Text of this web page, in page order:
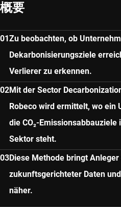
概要
Zu beobachten, ob
Dekarbonisierungsziele
Verlierer zu erkennen.
Mit der Sector
Robeco wird ermittelt, wo ein
die CO₂-
Sektor steht.
Diese Methode bringt
zukunftsgerichteter Daten
näher.